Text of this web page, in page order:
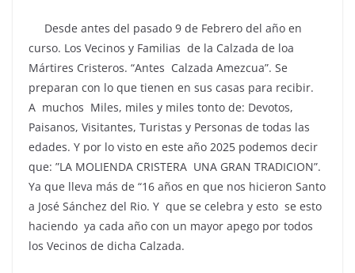
Desde antes del pasado 9 de Febrero del año en
curso. Los Vecinos y Familias de la Calzada de loa
Mártires Cristeros. “Antes Calzada Amezcua”. Se
preparan con lo que tienen en sus casas para recibir.
A muchos Miles, miles y miles tonto de: Devotos,
Paisanos, Visitantes, Turistas y Personas de todas las
edades. Y por lo visto en este año 2025 podemos decir
que: ”LA MOLIENDA CRISTERA UNA GRAN TRADICION”.
Ya que lleva más de “16 años en que nos hicieron Santo
a José Sánchez del Rio. Y que se celebra y esto se esto
haciendo ya cada año con un mayor apego por todos
los Vecinos de dicha Calzada.